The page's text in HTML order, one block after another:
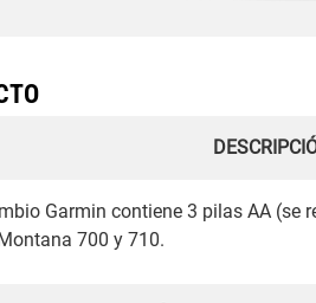
Garmin contiene 3 pilas AA
700 y 710.